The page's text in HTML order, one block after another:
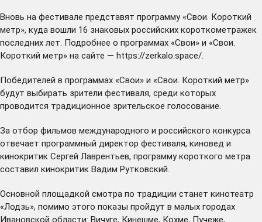
Вновь на фестивале представят программу «Свои. Короткий
метр», куда вошли 16 знаковых российских короткометражек
последних лет. Подробнее о программах «Свои» и «Свои.
Короткий метр» на сайте — https://zerkalo.space/
Победителей в программах «Свои» и «Свои. Короткий метр»
будут выбирать зрители фестиваля, среди которых
проводится традиционное зрительское голосование.
За отбор фильмов международного и российского конкурса
отвечает программный директор фестиваля, киновед и
кинокритик Сергей Лаврентьев, программу короткого метра
составил кинокритик Вадим Рутковский.
Основной площадкой смотра по традиции станет кинотеатр
«Лодзь», помимо этого показы пройдут в малых городах
Ивановской области: Вичуге, Кинешме, Кохме, Пучеже,